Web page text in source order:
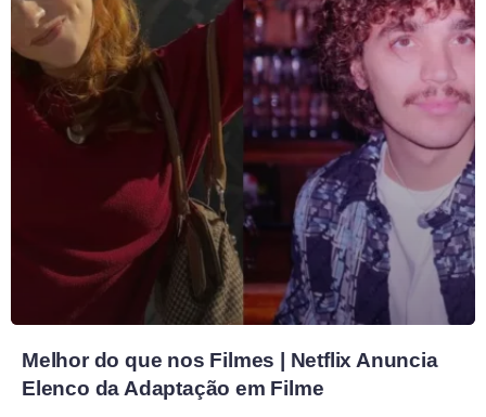
Melhor do que nos Filmes | Netflix Anuncia
Elenco da Adaptação em Filme